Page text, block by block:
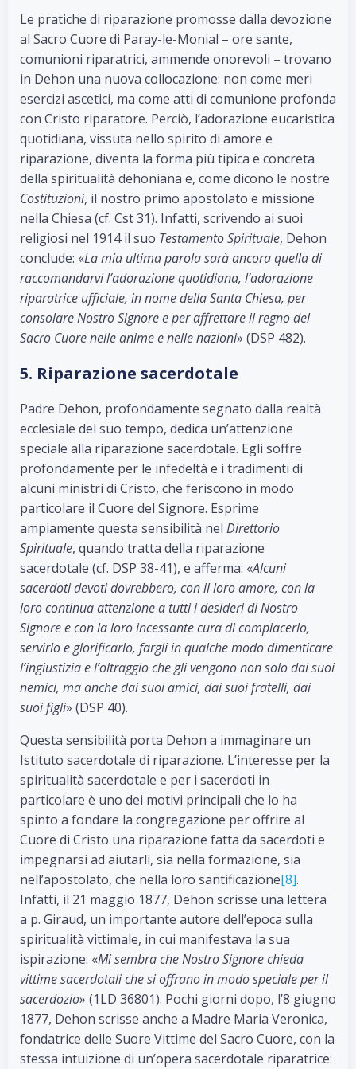
Le pratiche di riparazione promosse dalla devozione
al Sacro Cuore di Paray-le-Monial – ore sante,
comunioni riparatrici, ammende onorevoli – trovano
in Dehon una nuova collocazione: non come meri
esercizi ascetici, ma come atti di comunione profonda
con Cristo riparatore. Perciò, l’adorazione eucaristica
quotidiana, vissuta nello spirito di amore e
riparazione, diventa la forma più tipica e concreta
della spiritualità dehoniana e, come dicono le nostre
Costituzioni, il nostro primo apostolato e missione
nella Chiesa (cf. Cst 31). Infatti, scrivendo ai suoi
religiosi nel 1914 il suo Testamento Spirituale, Dehon
conclude: «La mia ultima parola sarà ancora quella di
raccomandarvi l’adorazione quotidiana, l’adorazione
riparatrice ufficiale, in nome della Santa Chiesa, per
consolare Nostro Signore e per affrettare il regno del
Sacro Cuore nelle anime e nelle nazioni» (DSP 482).
5. Riparazione sacerdotale
Padre Dehon, profondamente segnato dalla realtà
ecclesiale del suo tempo, dedica un’attenzione
speciale alla riparazione sacerdotale. Egli soffre
profondamente per le infedeltà e i tradimenti di
alcuni ministri di Cristo, che feriscono in modo
particolare il Cuore del Signore. Esprime
ampiamente questa sensibilità nel Direttorio
Spirituale, quando tratta della riparazione
sacerdotale (cf. DSP 38-41), e afferma: «Alcuni
sacerdoti devoti dovrebbero, con il loro amore, con la
loro continua attenzione a tutti i desideri di Nostro
Signore e con la loro incessante cura di compiacerlo,
servirlo e glorificarlo, fargli in qualche modo dimenticare
l’ingiustizia e l’oltraggio che gli vengono non solo dai suoi
nemici, ma anche dai suoi amici, dai suoi fratelli, dai
suoi figli» (DSP 40).
Questa sensibilità porta Dehon a immaginare un
Istituto sacerdotale di riparazione. L’interesse per la
spiritualità sacerdotale e per i sacerdoti in
particolare è uno dei motivi principali che lo ha
spinto a fondare la congregazione per offrire al
Cuore di Cristo una riparazione fatta da sacerdoti e
impegnarsi ad aiutarli, sia nella formazione, sia
nell’apostolato, che nella loro santificazione[8].
Infatti, il 21 maggio 1877, Dehon scrisse una lettera
a p. Giraud, un importante autore dell’epoca sulla
spiritualità vittimale, in cui manifestava la sua
ispirazione: «Mi sembra che Nostro Signore chieda
vittime sacerdotali che si offrano in modo speciale per il
sacerdozio» (1LD 36801). Pochi giorni dopo, l’8 giugno
1877, Dehon scrisse anche a Madre Maria Veronica,
fondatrice delle Suore Vittime del Sacro Cuore, con la
stessa intuizione di un’opera sacerdotale riparatrice: